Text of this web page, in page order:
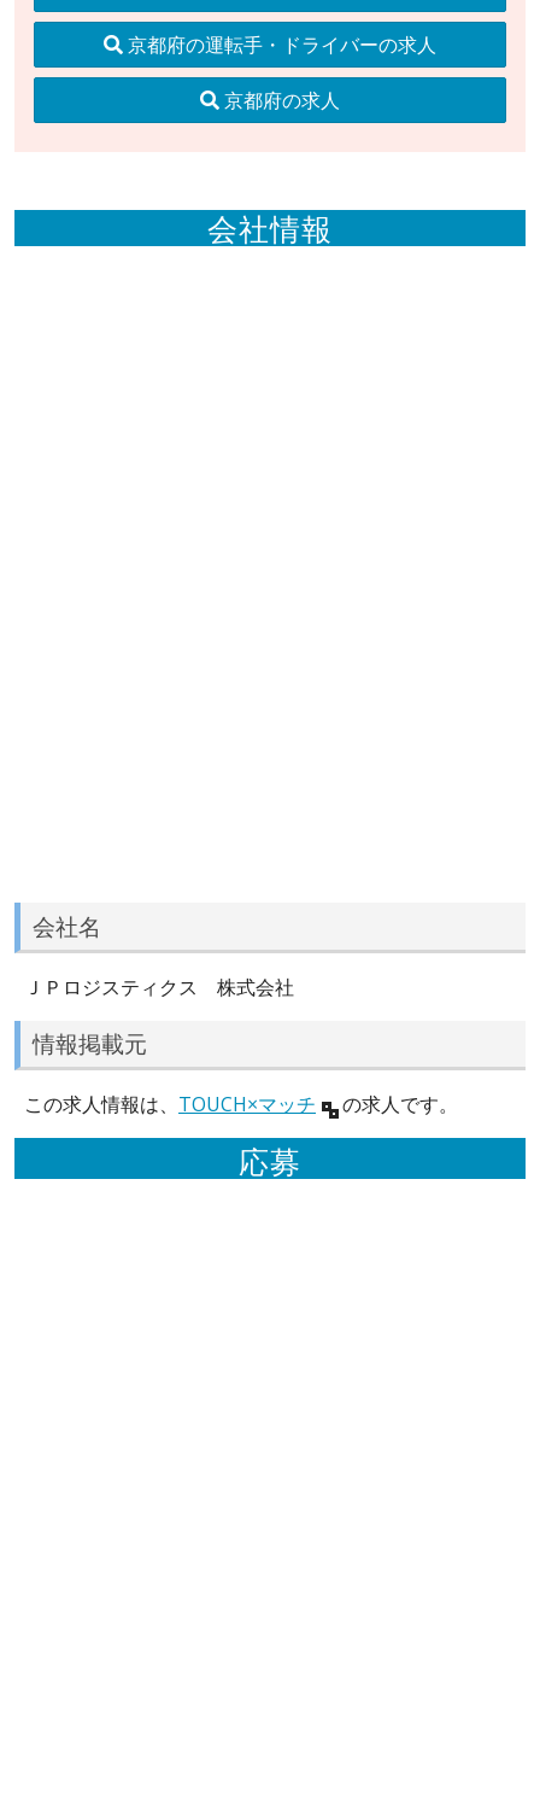
京都府の運転手・ドライバーの求人
京都府の求人
会社情報
会社名
ＪＰロジスティクス 株式会社
情報掲載元
この求人情報は、 TOUCH×マッチ の求人です。
応募